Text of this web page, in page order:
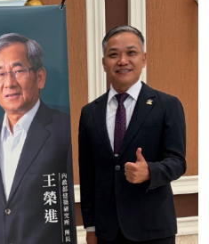
醫務管理學系教授盧瑞芬
不對稱，權利就不對等，凡
就要自掏腰包，當醫療提供
最大的負擔。